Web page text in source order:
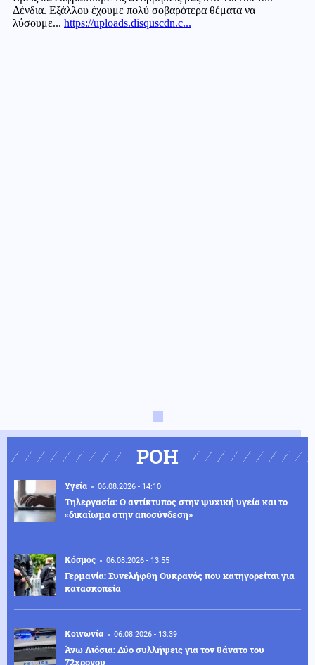
ΡΟΗ
Υγεία 06.08.2026 - 14:10
Τηλεργασία: Ο αντίκτυπος στην ψυχική υγεία και το
«δικαίωμα στην αποσύνδεση»
Κόσμος 06.08.2026 - 13:55
Γερμανία: Συνελήφθη Ουκρανός που κατηγορείται για
κατασκοπεία
Κοινωνία 06.08.2026 - 13:39
Άνω Λιόσια: Δύο συλλήψεις για τον θάνατο του
72χρονου